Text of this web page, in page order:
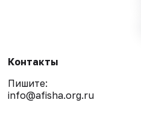
Контакты
Пишите:
info@afisha.org.ru